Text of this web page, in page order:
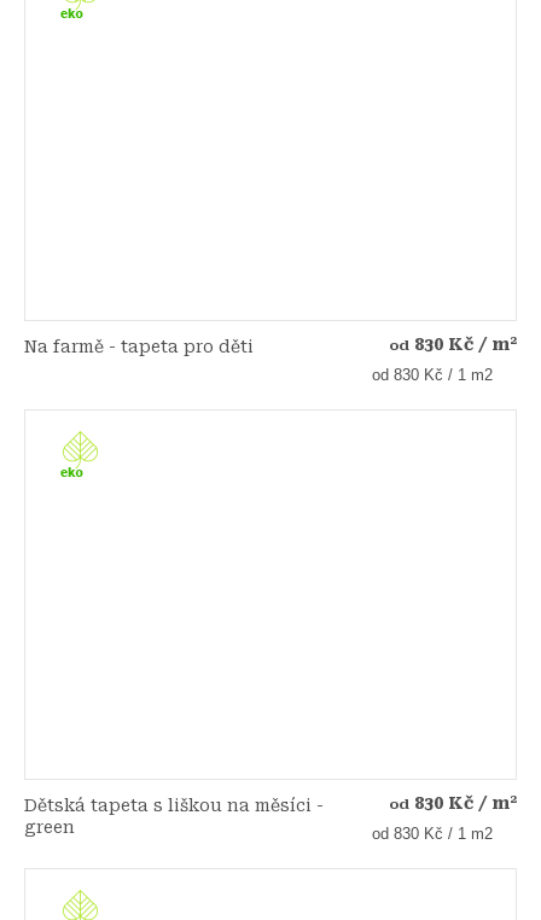
Na farmě - tapeta pro děti od 830 Kč / m²
Měrná
od 830 Kč / 1 m2
Dětská tapeta s liškou na měsíci -
green
od 830 Kč / m²
Měrná
od 830 Kč / 1 m2